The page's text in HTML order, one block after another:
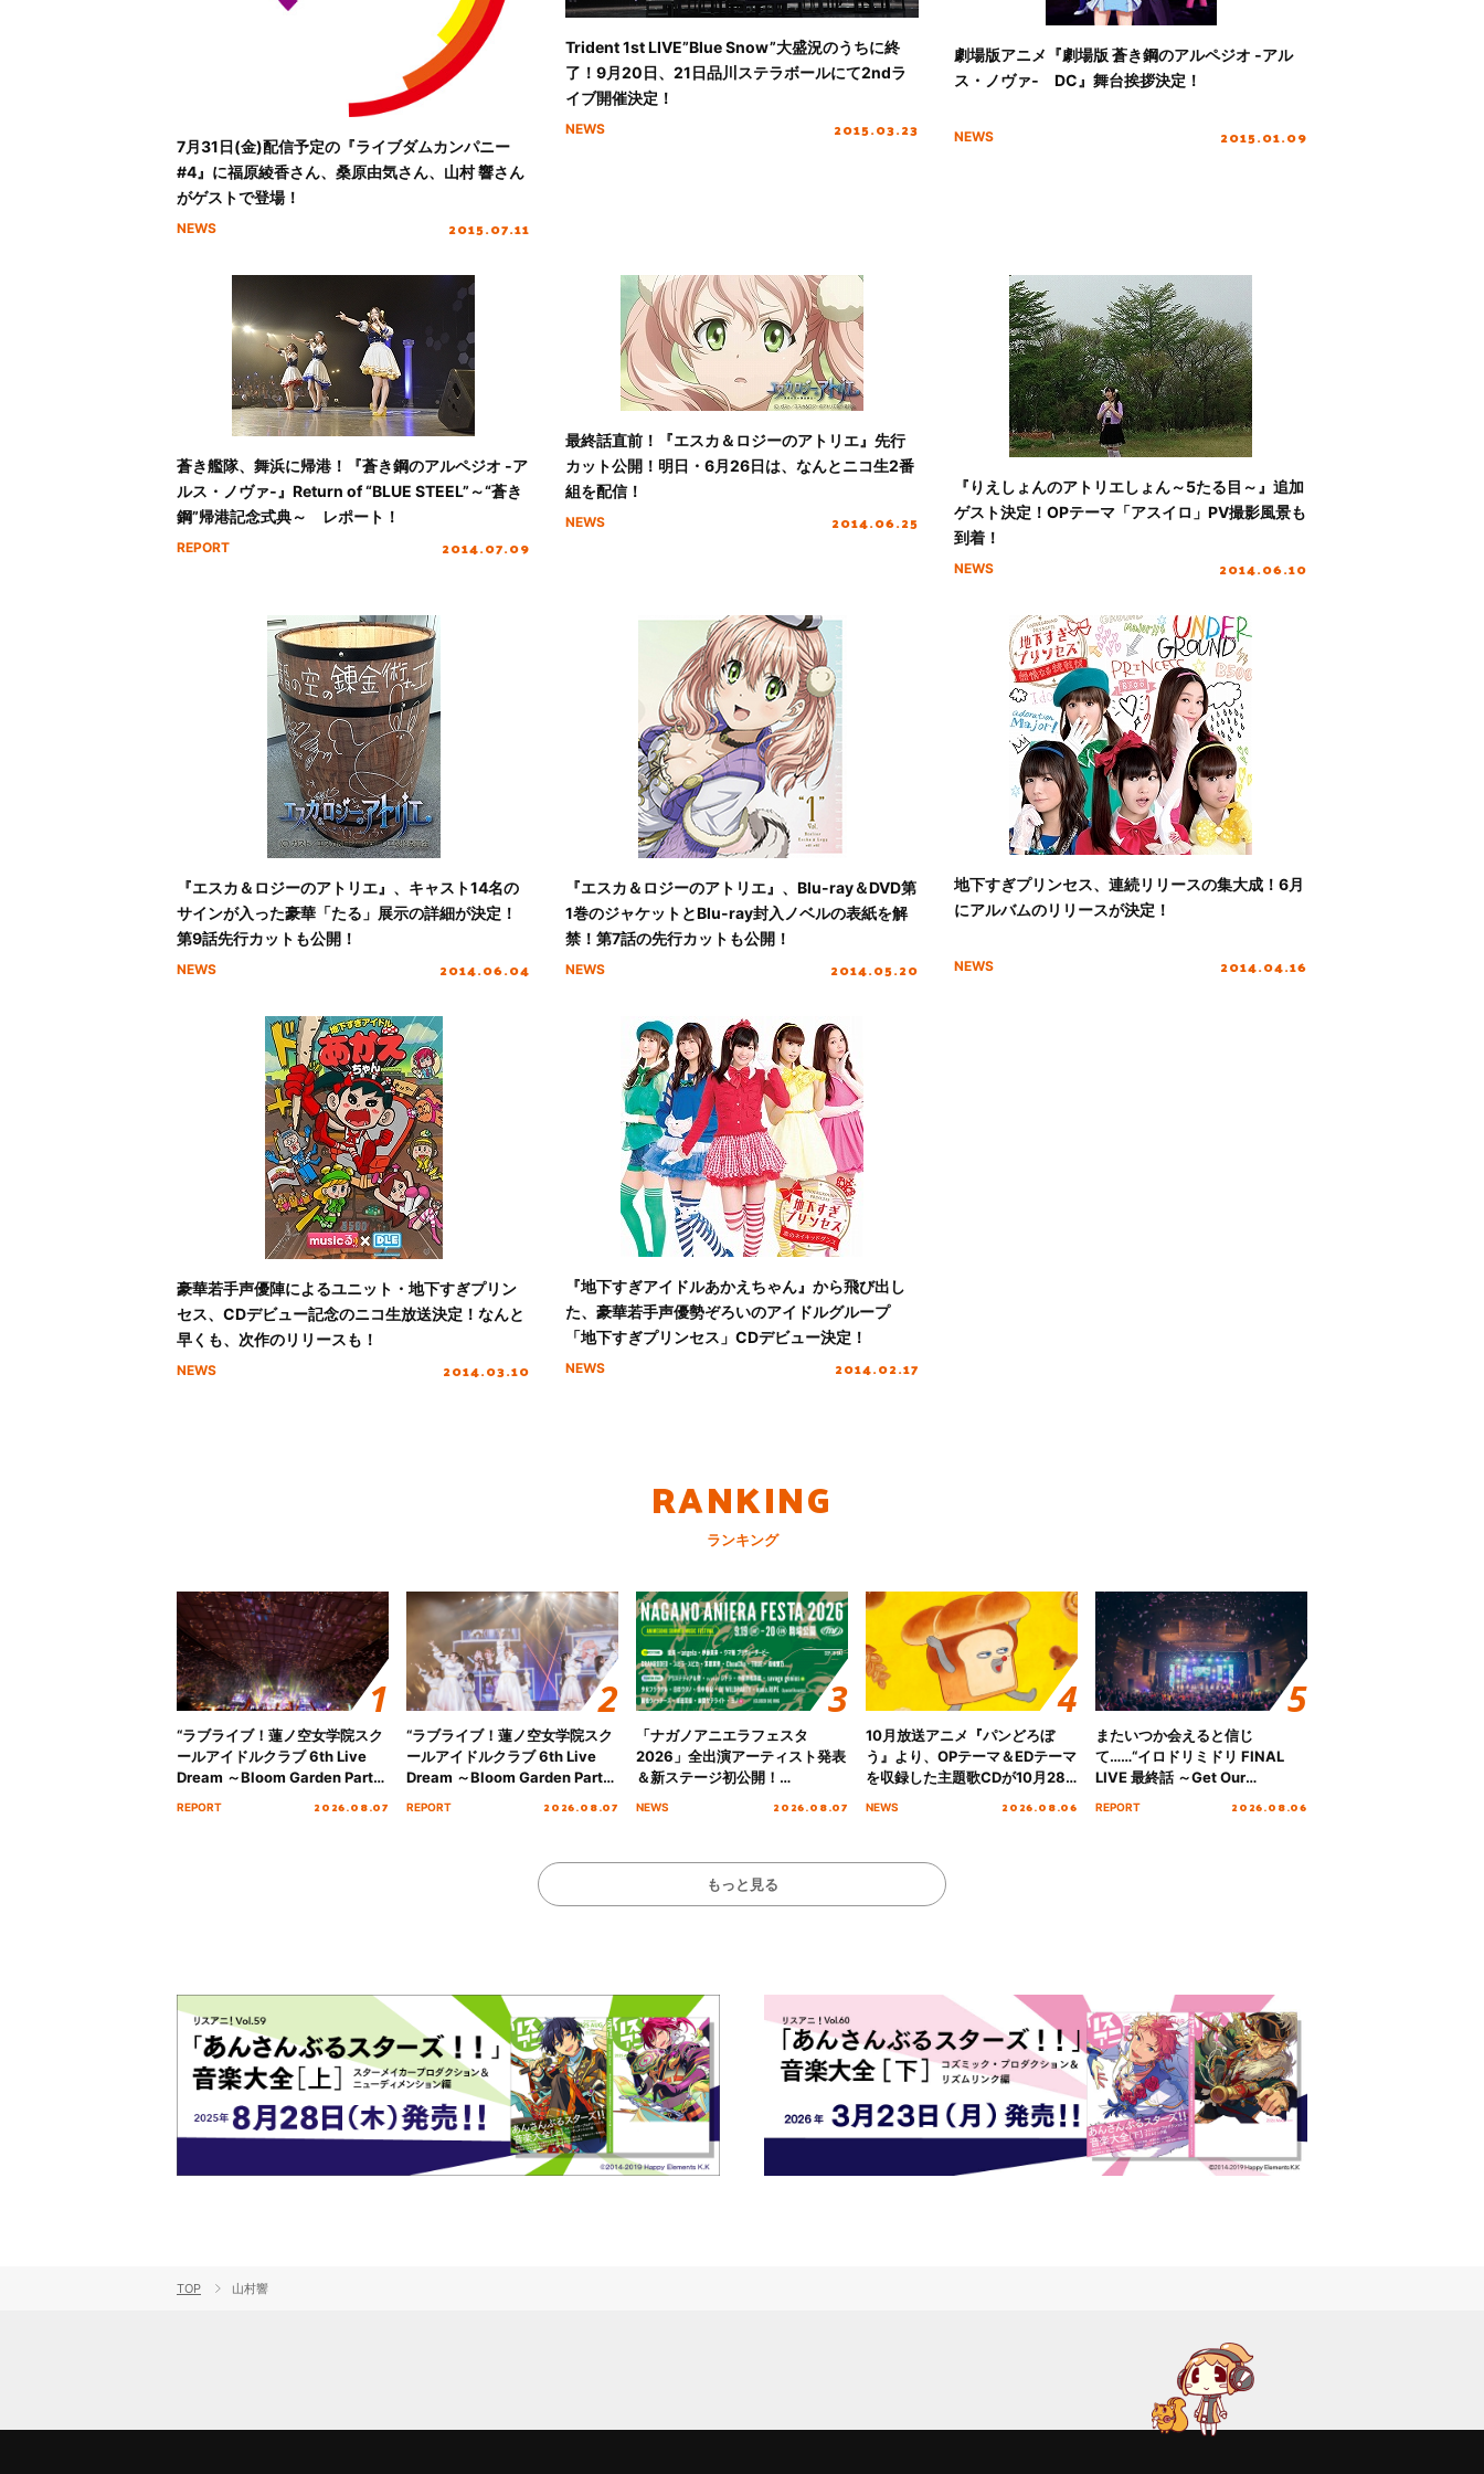
7月31日(金)配信予定の『ライブダムカンパニー
#4』に福原綾香さん、桑原由気さん、山村 響さん
がゲストで登場！
NEWS 2015.07.11
Trident 1st LIVE”Blue Snow”大盛況のうちに終
了！9月20日、21日品川ステラボールにて2ndラ
イブ開催決定！
NEWS 2015.03.23
劇場版アニメ『劇場版 蒼き鋼のアルペジオ ‐アル
ス・ノヴァ‐ DC』舞台挨拶決定！
NEWS 2015.01.09
蒼き艦隊、舞浜に帰港！『蒼き鋼のアルペジオ ‐ア
ルス・ノヴァ‐』Return of “BLUE STEEL”～“蒼き
鋼”帰港記念式典～ レポート！
REPORT 2014.07.09
最終話直前！『エスカ＆ロジーのアトリエ』先行
カット公開！明日・6月26日は、なんとニコ生2番
組を配信！
NEWS 2014.06.25
『りえしょんのアトリエしょん～5たる目～』追加
ゲスト決定！OPテーマ「アスイロ」PV撮影風景も
到着！
NEWS 2014.06.10
『エスカ＆ロジーのアトリエ』、キャスト14名の
サインが入った豪華「たる」展示の詳細が決定！
第9話先行カットも公開！
NEWS 2014.06.04
『エスカ＆ロジーのアトリエ』、Blu-ray＆DVD第
1巻のジャケットとBlu-ray封入ノベルの表紙を解
禁！第7話の先行カットも公開！
NEWS 2014.05.20
地下すぎプリンセス、連続リリースの集大成！6月
にアルバムのリリースが決定！
NEWS 2014.04.16
豪華若手声優陣によるユニット・地下すぎプリン
セス、CDデビュー記念のニコ生放送決定！なんと
早くも、次作のリリースも！
NEWS 2014.03.10
『地下すぎアイドルあかえちゃん』から飛び出し
た、豪華若手声優勢ぞろいのアイドルグループ
「地下すぎプリンセス」CDデビュー決定！
NEWS 2014.02.17
RANKING
ランキング
“ラブライブ！蓮ノ空女学院スク
ールアイドルクラブ 6th Live
Dream ～Bloom Garden Party
～ ＜Bloom Garden Party
REPORT 2026.08.07
“ラブライブ！蓮ノ空女学院スク
ールアイドルクラブ 6th Live
Dream ～Bloom Garden Party
～ ＜Bloom Garden Party
REPORT 2026.08.07
「ナガノアニエラフェスタ
2026」全出演アーティスト発表
＆新ステージ初公開！
GEARMANIAの参戦も決定し、
NEWS 2026.08.07
10月放送アニメ『パンどろぼ
う』より、OPテーマ＆EDテーマ
を収録した主題歌CDが10月28
日にリリース決定！
NEWS 2026.08.06
またいつか会えると信じ
て……“イロドリミドリ FINAL
LIVE 最終話 ～Get Our
MIRAI!!!!!!!!!!!!!!～”10年の活動
REPORT 2026.08.06
もっと見る
TOP 山村響